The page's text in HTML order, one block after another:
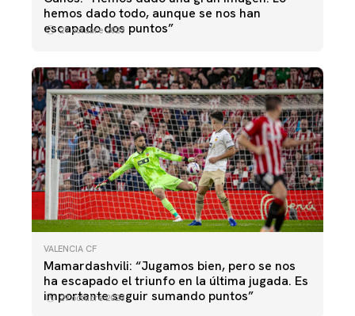
hemos dado todo, aunque se nos han
escapado dos puntos”
29 octubre 2023
VALENCIA CF
Mamardashvili: “Jugamos bien, pero se nos
ha escapado el triunfo en la última jugada. Es
importante seguir sumando puntos”
29 octubre 2023